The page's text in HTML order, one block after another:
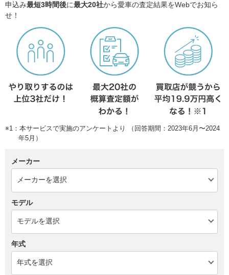
申込み最短3時間後に最大20社から愛車の査定結果をWebでお知ら
せ！
※1：本サービスで実施のアンケートより （回答期間：2023年6月〜2024
年5月）
メーカー
モデル
年式